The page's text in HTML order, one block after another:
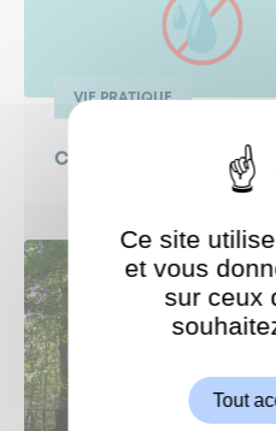
VIE PRATIQUE
Coupure d'eau en
ShareThis
Ce site
et vous
sur ceux
Tout